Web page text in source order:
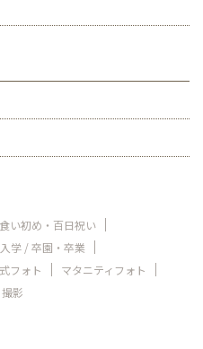
い初め・百日祝い
学 / 卒園・卒業
フォト
マタニティフォト
影